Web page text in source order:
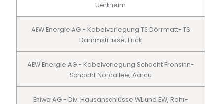
Uerkheim
AEW Energie AG - Kabelverlegung TS Dörrmatt- TS
Dammstrasse, Frick
AEW Energie AG - Kabelverlegung Schacht Frohsinn-
Schacht Nordallee, Aarau
Eniwa AG - Div. Hausanschlüsse WL und EW, Rohr-